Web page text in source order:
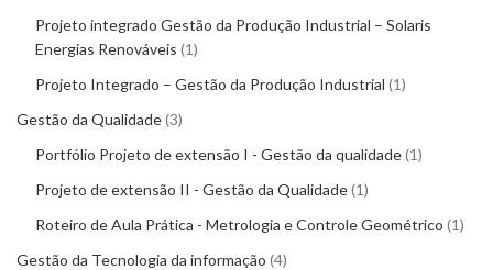
Projeto integrado Gestão da Produção Industrial – Solaris
Energias Renováveis 1
Projeto Integrado – Gestão da Produção Industrial 1
Gestão da Qualidade 3
Portfólio Projeto de extensão I - Gestão da qualidade 1
Projeto de extensão II - Gestão da Qualidade 1
Roteiro de Aula Prática - Metrologia e Controle Geométrico 1
Gestão da Tecnologia da informação 4